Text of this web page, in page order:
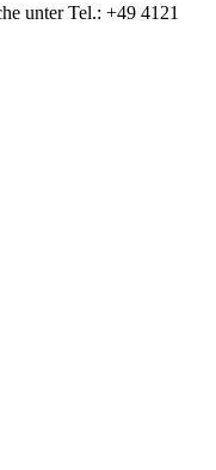
unter Tel.: +49 4121